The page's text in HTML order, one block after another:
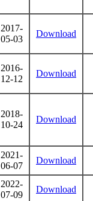
2017-
05-03
Download
2016-
12-12
Download
2018-
10-24
Download
2021-
06-07
Download
2022-
07-09
Download